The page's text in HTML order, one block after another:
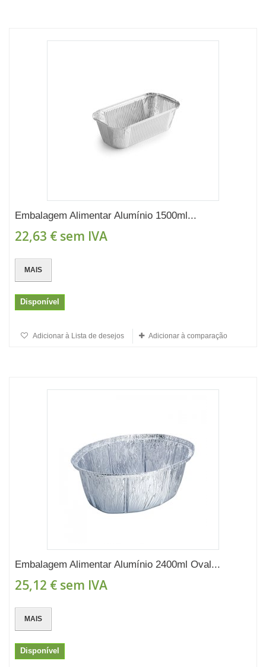
Embalagem Alimentar Alumínio 1500ml...
22,63 € sem IVA
MAIS
Disponível
Adicionar à Lista de desejos Adicionar à comparação
Embalagem Alimentar Alumínio 2400ml Oval...
25,12 € sem IVA
MAIS
Disponível